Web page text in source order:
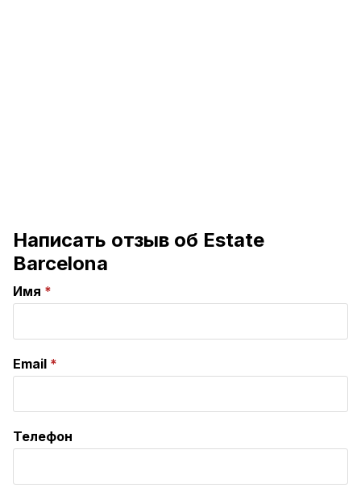
Написать отзыв об Estate
Barcelona
Имя
Email
Телефон